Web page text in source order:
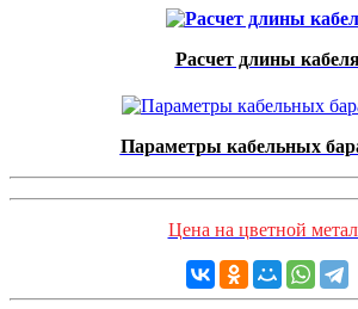
Расчет длины
Параметры кабельных
Цена на цветной